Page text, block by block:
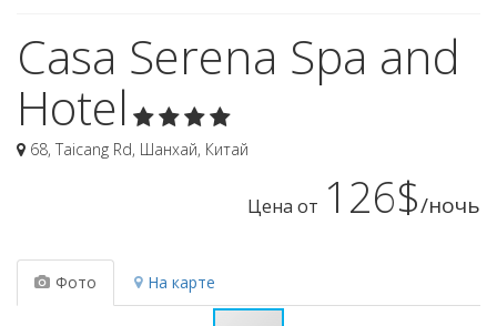
Casa Serena Spa and
Hotel
68, Taicang Rd, Шанхай, Китай
Цена от 126$/ночь
Фото На карте